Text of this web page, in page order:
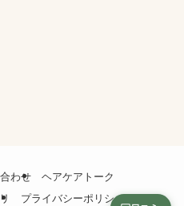
わせ
ヘアケアトーク
プライバシーポリシー